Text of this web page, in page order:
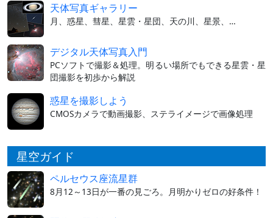
天体写真ギャラリー
月、惑星、彗星、星雲・星団、天の川、星景、…
デジタル天体写真入門
PCソフトで撮影＆処理。明るい場所でもできる星雲・星
団撮影を初歩から解説
惑星を撮影しよう
CMOSカメラで動画撮影、ステライメージで画像処理
星空ガイド
ペルセウス座流星群
8月12～13日が一番の見ごろ。月明かりゼロの好条件！